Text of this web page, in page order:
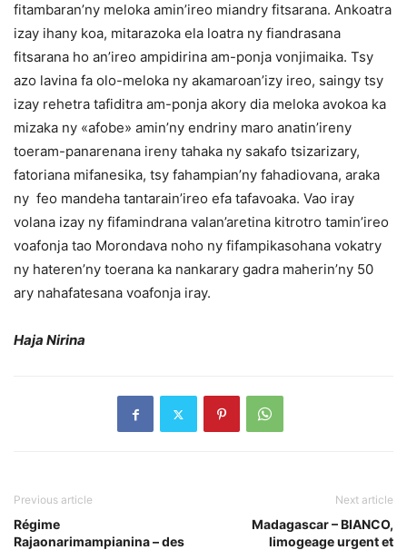
fitambaran’ny meloka amin’ireo miandry fitsarana. Ankoatra
izay ihany koa, mitarazoka ela loatra ny fiandrasana
fitsarana ho an’ireo ampidirina am-ponja vonjimaika. Tsy
azo lavina fa olo-meloka ny akamaroan’izy ireo, saingy tsy
izay rehetra tafiditra am-ponja akory dia meloka avokoa ka
mizaka ny «afobe» amin’ny endriny maro anatin’ireny
toeram-panarenana ireny tahaka ny sakafo tsizarizary,
fatoriana mifanesika, tsy fahampian’ny fahadiovana, araka
ny feo mandeha tantarain’ireo efa tafavoaka. Vao iray
volana izay ny fifamindrana valan’aretina kitrotro tamin’ireo
voafonja tao Morondava noho ny fifampikasohana vokatry
ny hateren’ny toerana ka nankarary gadra maherin’ny 50
ary nahafatesana voafonja iray.
Haja Nirina
Previous article
Régime
Rajaonarimampianina – des
Next article
Madagascar – BIANCO,
limogeage urgent et